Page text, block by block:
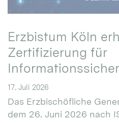
Erzbistum Köln
Zertifizierung für
17. Juli 2026
Das Erzbischöfliche
dem 26. Juni 2026 nach